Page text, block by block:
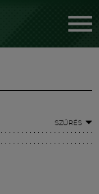
SZŰRÉS